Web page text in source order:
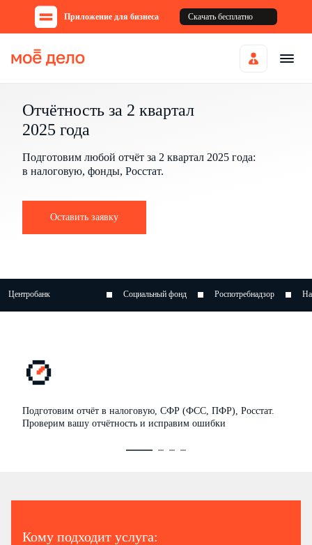
Приложение для бизнеса Скачать бесплатно
Отчётность за 2 квартал
2025 года
Подготовим любой отчёт за 2 квартал 2025 года:
в налоговую, фонды, Росстат.
Оставить заявку
Социальный фонд Роспотребнадзор Налоговая
Подготовим отчёт в налоговую, СФР (ФСС, ПФР), Росстат.
Проверим вашу отчётность и исправим ошибки
Кому подходит услуга: